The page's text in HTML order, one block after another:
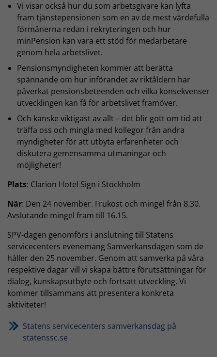
Vi visar också hur du som arbetsgivare kan lyfta
fram tjänstepensionen som en av de mest värdefulla
förmånerna redan i rekryteringen och hur
minPension kan vara ett stöd för medarbetare
genom hela arbetslivet.
Pensionsmyndigheten kommer att berätta
spännande om hur införandet av riktåldern har
påverkat pensionsbeteenden och vilka konsekvenser
utvecklingen kan få för arbetslivet framöver.
Och kanske viktigast av allt – det blir gott om tid att
träffa oss och mingla med kollegor från andra
myndigheter för att utbyta erfarenheter och
diskutera gemensamma utmaningar och
möjligheter!
Plats: Clarion Hotel Sign i Stockholm
När: Den 24 november. Frukost och mingel från 8.30.
Avslutande mingel fram till 16.15.
SPV-dagen genomförs i anslutning till Statens
servicecenters evenemang Samverkansdagen som de
håller den 25 november. Genom att samverka på våra
respektive dagar vill vi skapa bättre förutsättningar för
dialog, kunskapsutbyte och fortsatt utveckling. Vi
kommer tillsammans att presentera konkreta
aktiviteter!
Statens servicecenters samverkansdag på
statenssc.se